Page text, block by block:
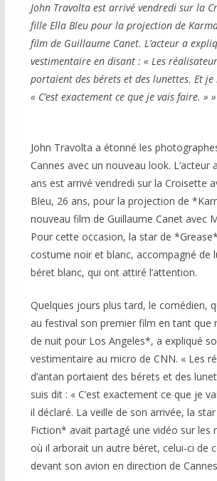
John Travolta est arrivé vendredi sur la
fille Ella Bleu pour la projection de
film de Guillaume Canet. L’acteur a
vestimentaire en disant : « Les
portaient des bérets et des lunettes. Et je
« C’est exactement ce que je vais faire. » »
John Travolta a étonné les
Cannes avec un nouveau look. L’acteur
ans est arrivé vendredi sur la Croisette
Bleu, 26 ans, pour la projection de
nouveau film de Guillaume Canet avec
Pour cette occasion, la star de
costume noir et blanc, accompagné de
béret blanc, qui ont attiré l’attention.
Quelques jours plus tard, le comédien,
au festival son premier film en tant que
de nuit pour Los Angeles*, a expliqué
vestimentaire au micro de CNN. « Les
d’antan portaient des bérets et des
suis dit : « C’est exactement ce que je
il déclaré. La veille de son arrivée, la
Fiction* avait partagé une vidéo sur les
où il arborait un autre béret, celui-ci de
devant son avion en direction de